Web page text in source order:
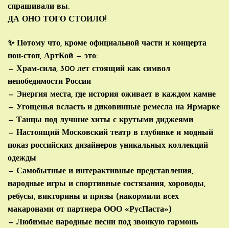
спрашивали вы.
ДА ОНО ТОГО СТОИЛО!
✨ Потому что, кроме официальной части и концерта
нон-стоп, АртКой — это:
— Храм-сила, 300 лет стоящий как символ
непобедимости России
— Энергия места, где история оживает в каждом камне
— Угощенья всласть и диковинные ремесла на Ярмарке
— Танцы под лучшие хиты с крутыми диджеями
— Настоящий Московский театр в глубинке и модный
показ российских дизайнеров уникальных коллекций
одежды
— Самобытные и интерактивные представления,
народные игры и спортивные состязания, хороводы,
ребусы, викторины и призы (накормили всех
макаронами от партнера ООО «РусПаста»)
— Любимые народные песни под звонкую гармонь